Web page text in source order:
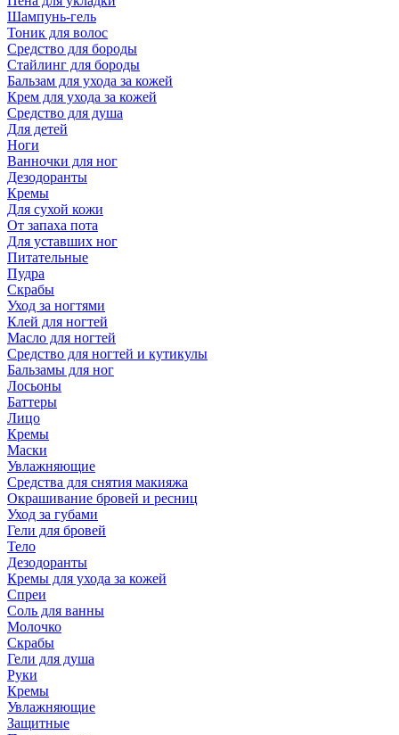
Шампунь-гель
Тоник для волос
Средство для бороды
Стайлинг для бороды
Бальзам для ухода за кожей
Крем для ухода за кожей
Средство для душа
Для детей
Ноги
Ванночки для ног
Дезодоранты
Кремы
Для сухой кожи
От запаха пота
Для уставших ног
Питательные
Пудра
Скрабы
Уход за ногтями
Клей для ногтей
Масло для ногтей
Средство для ногтей и кутикулы
Бальзамы для ног
Лосьоны
Баттеры
Лицо
Кремы
Маски
Увлажняющие
Средства для снятия макияжа
Окрашивание бровей и ресниц
Уход за губами
Гели для бровей
Тело
Дезодоранты
Кремы для ухода за кожей
Спреи
Соль для ванны
Молочко
Скрабы
Гели для душа
Руки
Кремы
Увлажняющие
Защитные